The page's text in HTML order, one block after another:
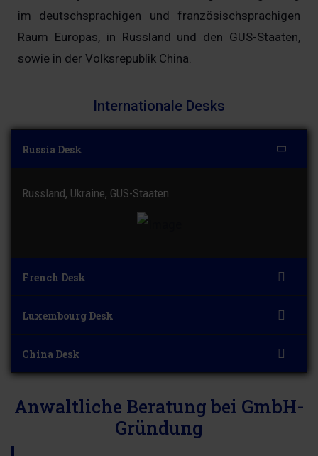
im deutschsprachigen und französischsprachigen
Raum Europas, in Russland und den GUS-Staaten,
sowie in der Volksrepublik China.
Internationale Desks
Russia Desk
Russland, Ukraine, GUS-Staaten
French Desk
Luxembourg Desk
China Desk
Anwaltliche Beratung bei GmbH-
Gründung